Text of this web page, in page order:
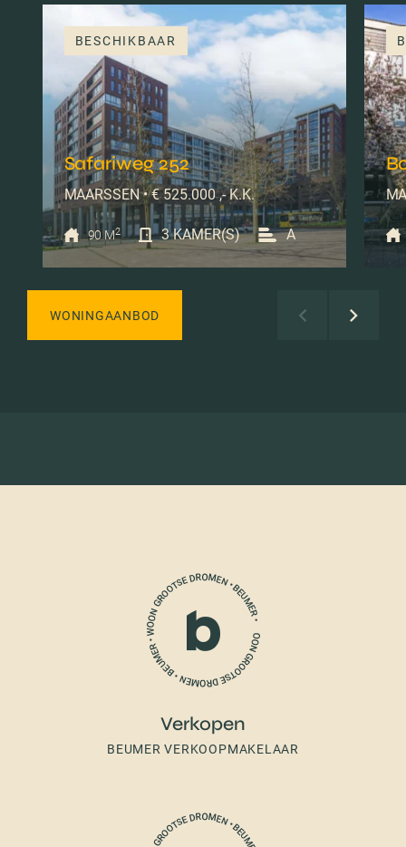
BESCHIKBAAR
Safariweg 252
MAARSSEN • € 525.000 ,- K.K.
90 M2 3 KAMER(S) A
WONINGAANBOD
Verkopen
BEUMER VERKOOPMAKELAAR